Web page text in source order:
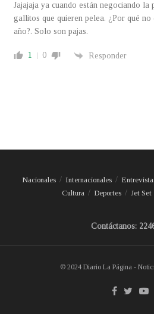
Jajajaja ya cuando están negociando la
gallitos que quieren pelea. ¿Por qué
año?. Solo son pajas.
1 0 Responder
Nacionales Internacionales
Cultura
Deportes Jet Set
Contáctanos:
© 2024 Diario La Página -